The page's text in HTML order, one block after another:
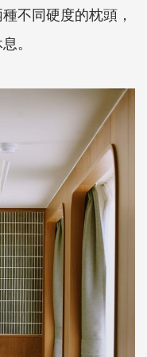
不同硬度的枕頭，
。